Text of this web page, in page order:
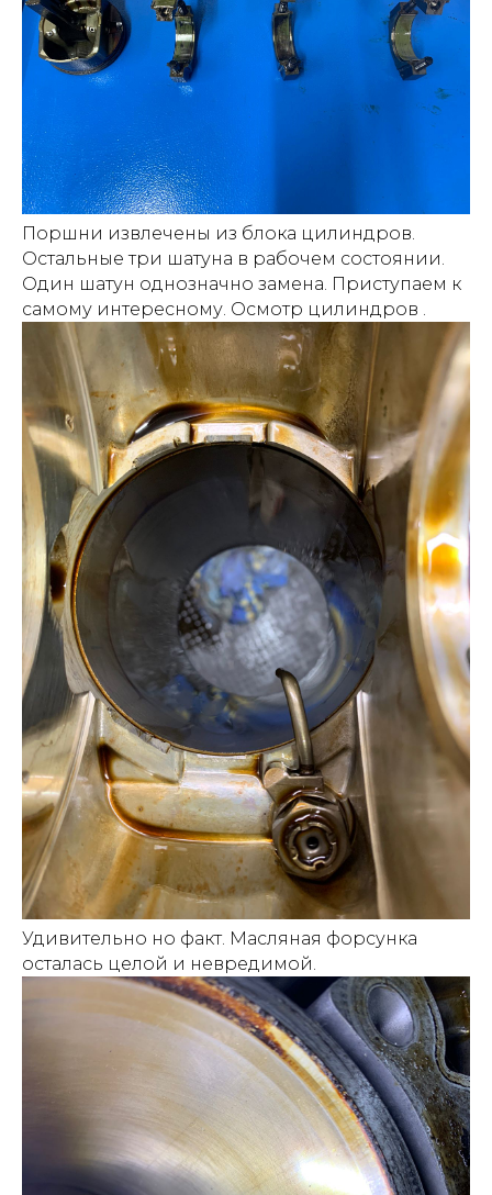
Поршни извлечены из блока цилиндров.
Остальные три шатуна в рабочем состоянии.
Один шатун однозначно замена. Приступаем к
самому интересному. Осмотр цилиндров .
Удивительно но факт. Масляная форсунка
осталась целой и невредимой.